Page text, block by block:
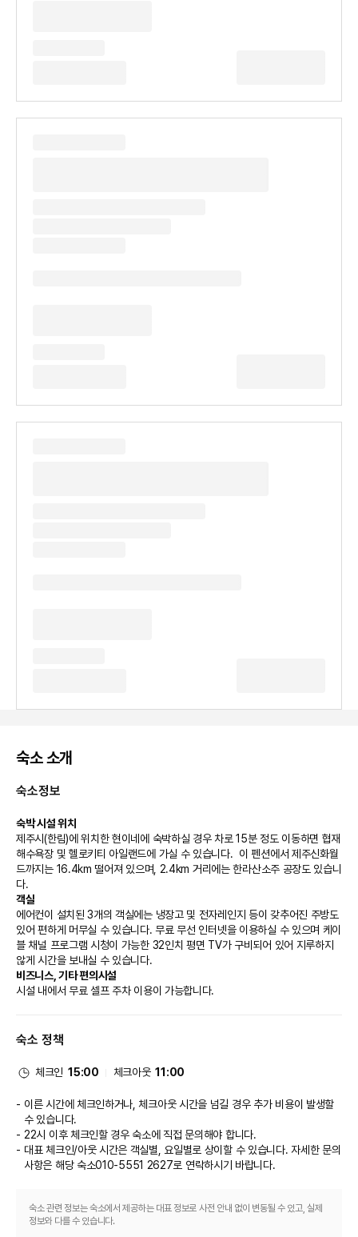
숙소 소개
숙소정보
숙박 시설 위치
제주시(한림)에 위치한 현이네에 숙박하실 경우 차로 15분 정도 이동하면 협재
해수욕장 및 헬로키티 아일랜드에 가실 수 있습니다.  이 펜션에서 제주신화월
드까지는 16.4km 떨어져 있으며, 2.4km 거리에는 한라산소주 공장도 있습니
다.
객실
에어컨이 설치된 3개의 객실에는 냉장고 및 전자레인지 등이 갖추어진 주방도
있어 편하게 머무실 수 있습니다. 무료 무선 인터넷을 이용하실 수 있으며 케이
블 채널 프로그램 시청이 가능한 32인치 평면 TV가 구비되어 있어 지루하지
않게 시간을 보내실 수 있습니다.
비즈니스, 기타 편의시설
시설 내에서 무료 셀프 주차 이용이 가능합니다.
숙소 정책
체크인 15:00 체크아웃 11:00
이른 시간에 체크인하거나, 체크아웃 시간을 넘길 경우 추가 비용이 발생할
수 있습니다.
22시 이후 체크인할 경우 숙소에 직접 문의해야 합니다.
대표 체크인/아웃 시간은 객실별, 요일별로 상이할 수 있습니다. 자세한 문의
사항은 해당 숙소010-5551 2627로 연락하시기 바랍니다.
숙소 관련 정보는 숙소에서 제공하는 대표 정보로 사전 안내 없이 변동될 수 있고, 실제
정보와 다를 수 있습니다.